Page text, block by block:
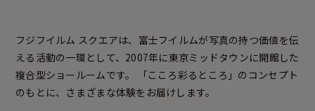
フジフイルム スクエアは、富士フイルムが写真の持つ価値を伝
える活動の一環として、2007年に東京ミッドタウンに開館した
複合型ショールームです。 「こころ彩るところ」のコンセプト
のもとに、さまざまな体験をお届けします。